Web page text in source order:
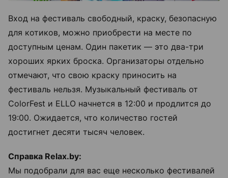
Вход на фестиваль свободный, краску, безопасную
для котиков, можно приобрести на месте по
доступным ценам. Один пакетик — это два-три
хороших ярких броска. Организаторы отдельно
отмечают, что свою краску приносить на
фестиваль нельзя. Музыкальный фестиваль от
ColorFest и ELLO начнется в 12:00 и продлится до
19:00. Ожидается, что количество гостей
достигнет десяти тысяч человек.
Справка Relax.by:
Мы подобрали для вас еще несколько фестивалей